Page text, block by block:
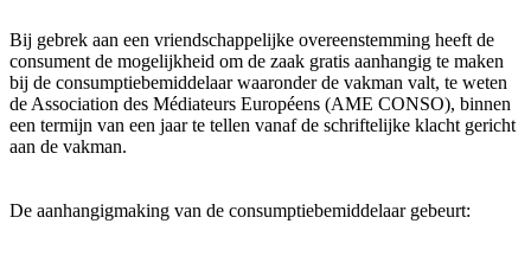
Bij gebrek aan een vriendschappelijke overeenstemming heeft de
consument de mogelijkheid om de zaak gratis aanhangig te maken
bij de consumptiebemiddelaar waaronder de vakman valt, te weten
de Association des Médiateurs Européens (AME CONSO), binnen
een termijn van een jaar te tellen vanaf de schriftelijke klacht gericht
aan de vakman.
De aanhangigmaking van de consumptiebemiddelaar gebeurt: